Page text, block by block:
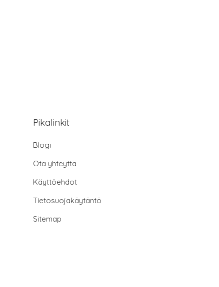
Pikalinkit
Blogi
Ota yhteyttä
Käyttöehdot
Tietosuojakäytäntö
Sitemap